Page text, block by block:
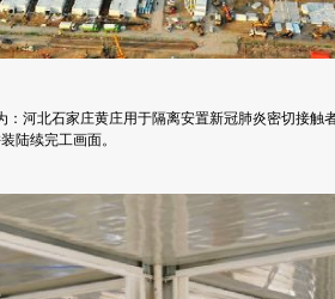
河北石家庄黄庄用于隔离安置新冠肺炎密切接触
陆续完工画面。